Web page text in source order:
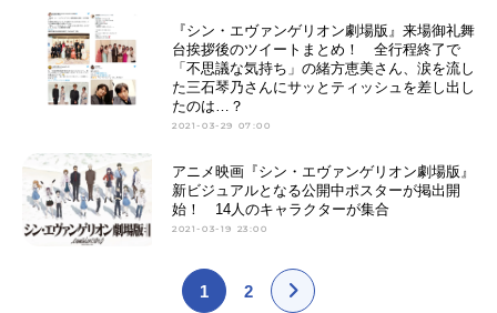
『シン・エヴァンゲリオン劇場版』来場御礼舞
台挨拶後のツイートまとめ！ 全行程終了で
「不思議な気持ち」の緒方恵美さん、涙を流し
た三石琴乃さんにサッとティッシュを差し出し
たのは…？
2021-03-29 07:00
アニメ映画『シン・エヴァンゲリオン劇場版』
新ビジュアルとなる公開中ポスターが掲出開
始！ 14人のキャラクターが集合
2021-03-19 23:00
1 2